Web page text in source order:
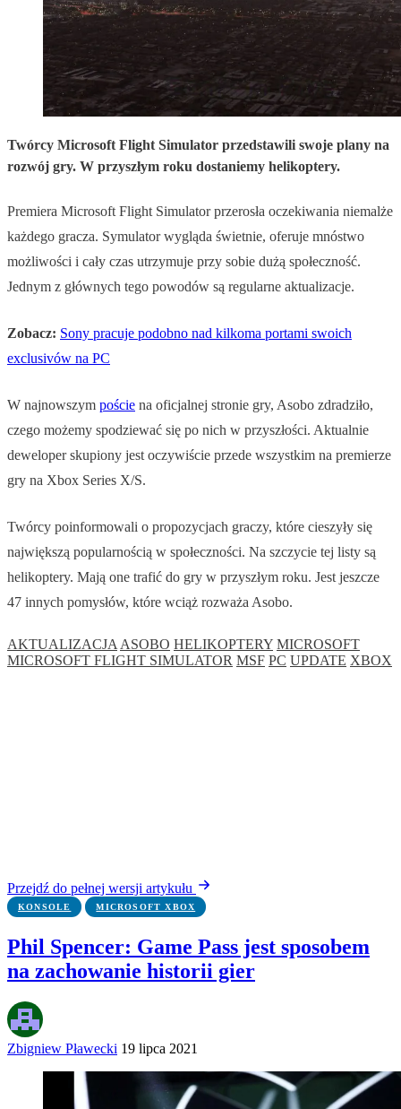
Twórcy Microsoft Flight Simulator przedstawili swoje plany na
rozwój gry. W przyszłym roku dostaniemy helikoptery.
Premiera Microsoft Flight Simulator przerosła oczekiwania niemalże
każdego gracza. Symulator wygląda świetnie, oferuje mnóstwo
możliwości i cały czas utrzymuje przy sobie dużą społeczność.
Jednym z głównych tego powodów są regularne aktualizacje.
Zobacz: Sony pracuje podobno nad kilkoma portami swoich
exclusivów na PC
W najnowszym poście na oficjalnej stronie gry, Asobo zdradziło,
czego możemy spodziewać się po nich w przyszłości. Aktualnie
deweloper skupiony jest oczywiście przede wszystkim na premierze
gry na Xbox Series X/S.
Twórcy poinformowali o propozycjach graczy, które cieszyły się
największą popularnością w społeczności. Na szczycie tej listy są
helikoptery. Mają one trafić do gry w przyszłym roku. Jest jeszcze
47 innych pomysłów, które wciąż rozważa Asobo.
AKTUALIZACJA ASOBO HELIKOPTERY MICROSOFT
MICROSOFT FLIGHT SIMULATOR MSF PC UPDATE XBOX
Przejdź do pełnej wersji artykułu
KONSOLE MICROSOFT XBOX
Phil Spencer: Game Pass jest sposobem
na zachowanie historii gier
Zbigniew Pławecki 19 lipca 2021